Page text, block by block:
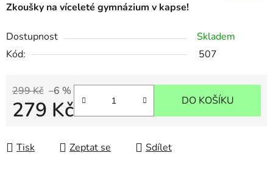
Zkoušky na víceleté gymnázium v kapse!
Dostupnost
Skladem
Kód:
507
299 Kč –6 %
279 Kč DO KOŠÍKU
Tisk Zeptat se Sdílet